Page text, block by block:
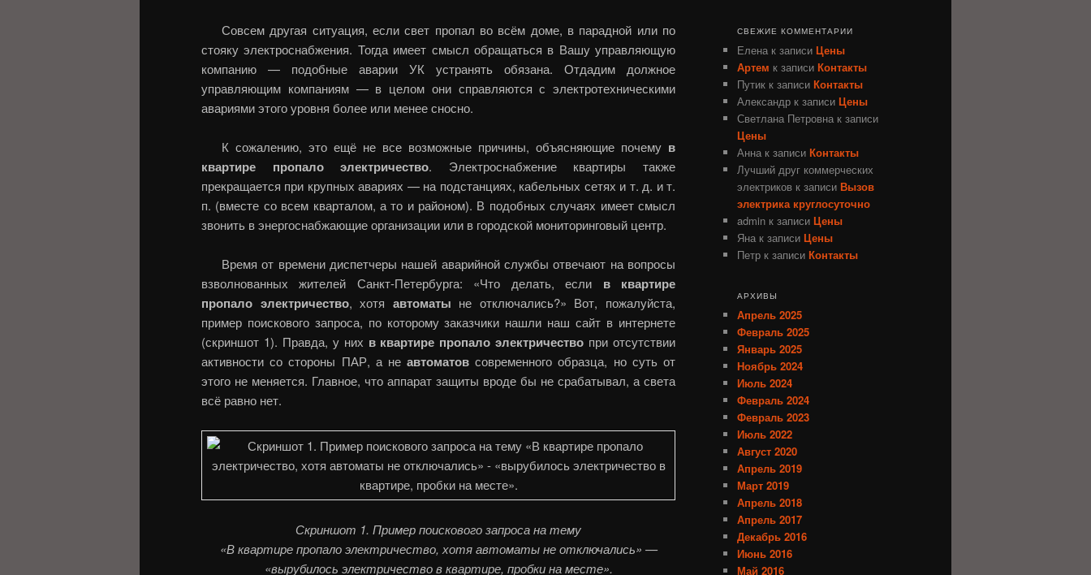
Совсем другая ситуация, если свет пропал во всём доме, в парадной или по
стояку электроснабжения. Тогда имеет смысл обращаться в Вашу управляющую
компанию — подобные аварии УК устранять обязана. Отдадим должное
управляющим компаниям — в целом они справляются с электротехническими
авариями этого уровня более или менее сносно.
К сожалению, это ещё не все возможные причины, объясняющие почему в
квартире пропало электричество. Электроснабжение квартиры также
прекращается при крупных авариях — на подстанциях, кабельных сетях и т. д. и т.
п. (вместе со всем кварталом, а то и районом). В подобных случаях имеет смысл
звонить в энергоснабжающие организации или в городской мониторинговый центр.
Время от времени диспетчеры нашей аварийной службы отвечают на вопросы
взволнованных жителей Санкт-Петербурга: «Что делать, если в квартире
пропало электричество, хотя автоматы не отключались?» Вот, пожалуйста,
пример поискового запроса, по которому заказчики нашли наш сайт в интернете
(скриншот 1). Правда, у них в квартире пропало электричество при отсутствии
активности со стороны ПАР, а неавтоматов современного образца, но суть от
этого не меняется. Главное, что аппарат защиты вроде бы не срабатывал, а света
всё равно нет.
Скриншот 1. Пример поискового запроса на тему
«В квартире пропало электричество, хотя автоматы не отключались» —
«вырубилось электричество в квартире, пробки на месте».
СВЕЖИЕ КОММЕНТАРИИ
Елена к записи Цены
Артем к записи Контакты
Путик к записи Контакты
Александр к записи Цены
Светлана Петровна к записи
Цены
Анна к записи Контакты
Лучший друг коммерческих
электриков к записи Вызов
электрика круглосуточно
admin к записи Цены
Яна к записи Цены
Петр к записи Контакты
АРХИВЫ
Апрель 2025
Февраль 2025
Январь 2025
Ноябрь 2024
Июль 2024
Февраль 2024
Февраль 2023
Июль 2022
Август 2020
Апрель 2019
Март 2019
Апрель 2018
Апрель 2017
Декабрь 2016
Июнь 2016
Май 2016